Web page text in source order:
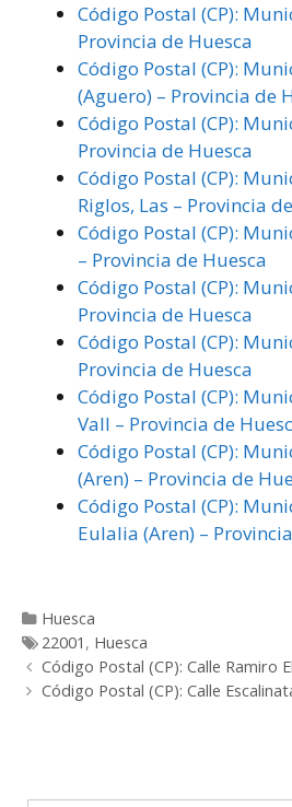
Código Postal (CP):
Provincia de Huesca
Código Postal (CP):
(Aguero) – Provincia de
Código Postal (CP):
Provincia de Huesca
Código Postal (CP):
Riglos, Las – Provincia
Código Postal (CP):
– Provincia de Huesca
Código Postal (CP):
Provincia de Huesca
Código Postal (CP):
Provincia de Huesca
Código Postal (CP):
Vall – Provincia de
Código Postal (CP):
(Aren) – Provincia de
Código Postal (CP):
Eulalia (Aren) –
Categorías
Huesca
Etiquetas
22001 , Huesca
Post
navigation
Código Postal (CP): Calle Ramiro
Código Postal (CP): Calle